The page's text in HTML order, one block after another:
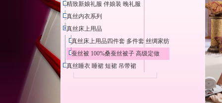
精致新娘礼服 伴娘装 晚礼服
真丝内衣系列
真丝床上用品
真丝床上用品四件套 多件套 丝绸家纺
蚕丝被 100%桑蚕丝被子 高级定做
真丝睡衣 睡裙 短裙 吊带裙